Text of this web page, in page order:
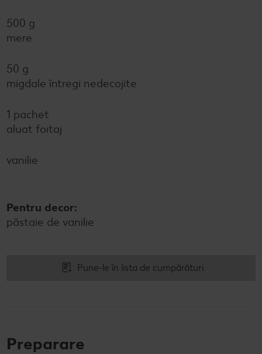
500 g
mere
50 g
migdale întregi nedecojite
1 pachet
aluat foitaj
vanilie
Pentru decor:
păstaie de vanilie
Pune-le în lista de cumpărături
Preparare